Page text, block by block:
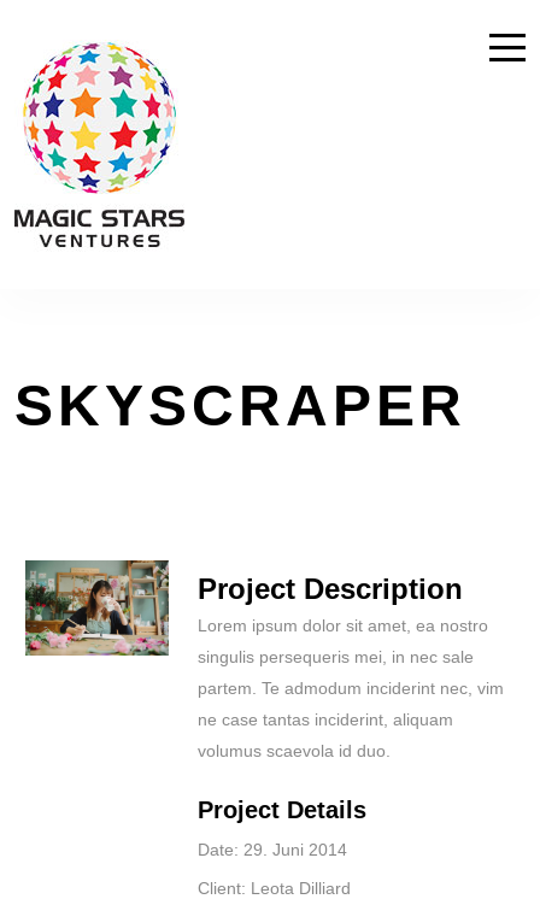
SKYSCRAPER
Project Description
Lorem ipsum dolor sit amet, ea nostro
singulis persequeris mei, in nec sale
partem. Te admodum inciderint nec, vim
ne case tantas inciderint, aliquam
volumus scaevola id duo.
Project Details
Date: 29. Juni 2014
Client: Leota Dilliard